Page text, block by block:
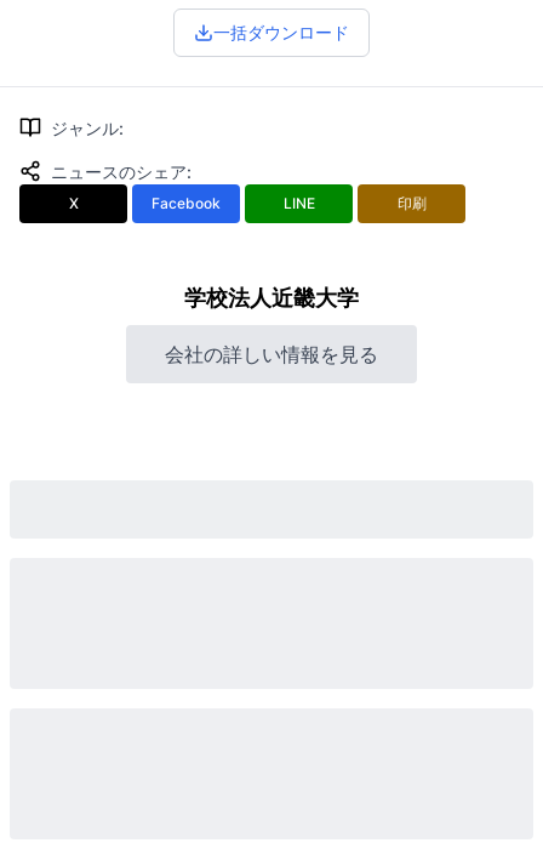
一括ダウンロード
ジャンル:
ニュースのシェア:
X Facebook LINE 印刷
学校法人近畿大学
会社の詳しい情報を見る